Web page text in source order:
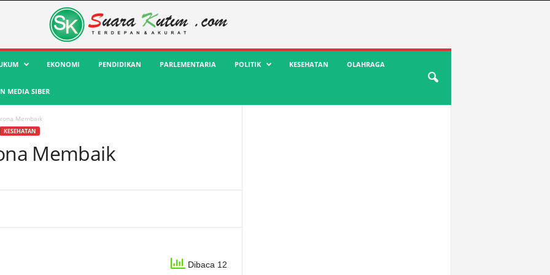
EKONOMI PENDIDIKAN PARLEMENTARIA POLITIK KESEHATAN OLAHRAGA
MEDIA SIBER
Membaik
KESEHATAN
Membaik
Dibaca 12